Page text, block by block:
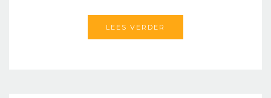
LEES VERDER